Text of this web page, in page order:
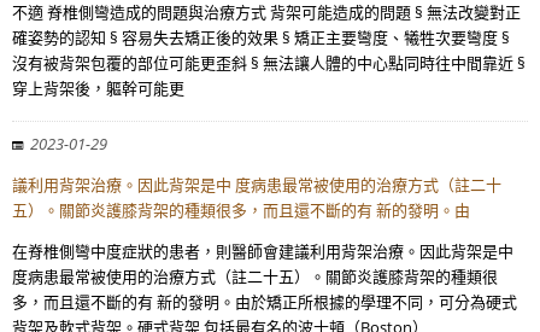
不適 脊椎側彎造成的問題與治療方式 背架可能造成的問題 § 無法改變對正
確姿勢的認知 § 容易失去矯正後的效果 § 矯正主要彎度、犧牲次要彎度 §
沒有被背架包覆的部位可能更歪斜 § 無法讓人體的中心點同時往中間靠近 §
穿上背架後，軀幹可能更
2023-01-29
議利用背架治療。因此背架是中 度病患最常被使用的治療方式（註二十
五）。關節炎護膝背架的種類很多，而且還不斷的有 新的發明。由
在脊椎側彎中度症狀的患者，則醫師會建議利用背架治療。因此背架是中
度病患最常被使用的治療方式（註二十五）。關節炎護膝背架的種類很
多，而且還不斷的有 新的發明。由於矯正所根據的學理不同，可分為硬式
背架及軟式背架。硬式背架 包括最有名的波士頓（Boston）